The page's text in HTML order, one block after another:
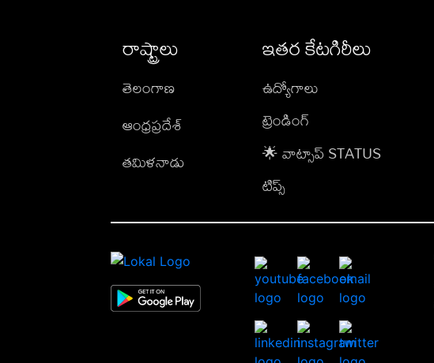
రాష్ట్రాలు
తెలంగాణ
ఆంధ్రప్రదేశ్
తమిళనాడు
ఇతర కేటగిరీలు
ఉద్యోగాలు
ట్రెండింగ్
🌟 వాట్సాప్ STATUS
టిప్స్